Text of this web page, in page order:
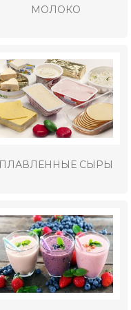
МОЛОКО
ПЛАВЛЕННЫЕ СЫРЫ